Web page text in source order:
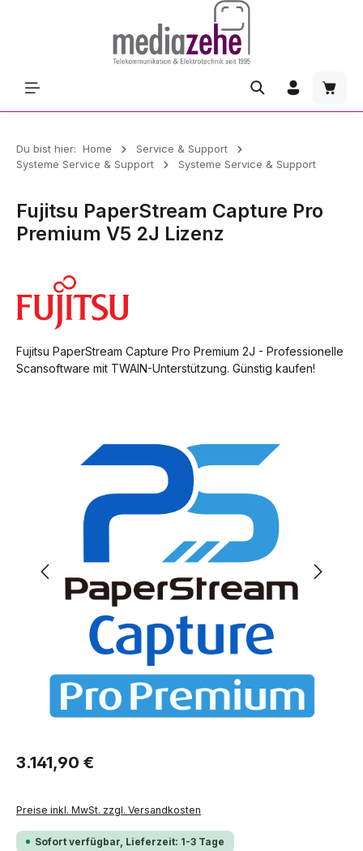
Du bist hier: Home
Service & Support
Systeme Service & Support
Systeme Service & Support
Fujitsu PaperStream Capture Pro
Premium V5 2J Lizenz
Fujitsu PaperStream Capture Pro Premium 2J - Professionelle
Scansoftware mit TWAIN-Unterstützung. Günstig kaufen!
Regulärer Preis:
3.141,90 €
Preise inkl. MwSt. zzgl. Versandkosten
Sofort verfügbar, Lieferzeit: 1-3 Tage